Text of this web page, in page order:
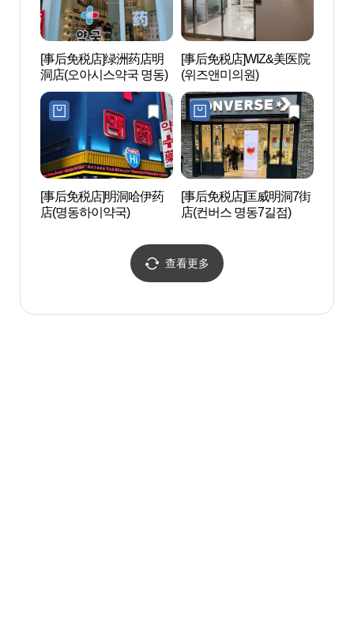
[事后免税店]绿洲药店明
洞店(오아시스약국 명동)
[事后免税店]WIZ&美医院
(위즈앤미의원)
[事后免税店]明洞哈伊药
店(명동하이약국)
[事后免税店]匡威明洞7街
店(컨버스 명동7길점)
查看更多